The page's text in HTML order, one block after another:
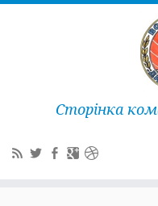
Сторінка